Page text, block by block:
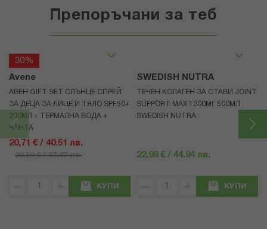
Препоръчани за теб
30%
Avene
АВЕН GIFT SET СЛЪНЦЕ СПРЕЙ
ЗА ДЕЦА ЗА ЛИЦЕ И ТЯЛО SPF50+
200МЛ + ТЕРМАЛНА ВОДА +
ЧАНТА
20,71 € / 40.51 лв.
29,59 € / 57.87 лв.
КУПИ
SWEDISH NUTRA
ТЕЧЕН КОЛАГЕН ЗА СТАВИ JOINT
SUPPORT MAX 1200МГ 500МЛ
SWEDISH NUTRA
22,98 € / 44.94 лв.
КУПИ